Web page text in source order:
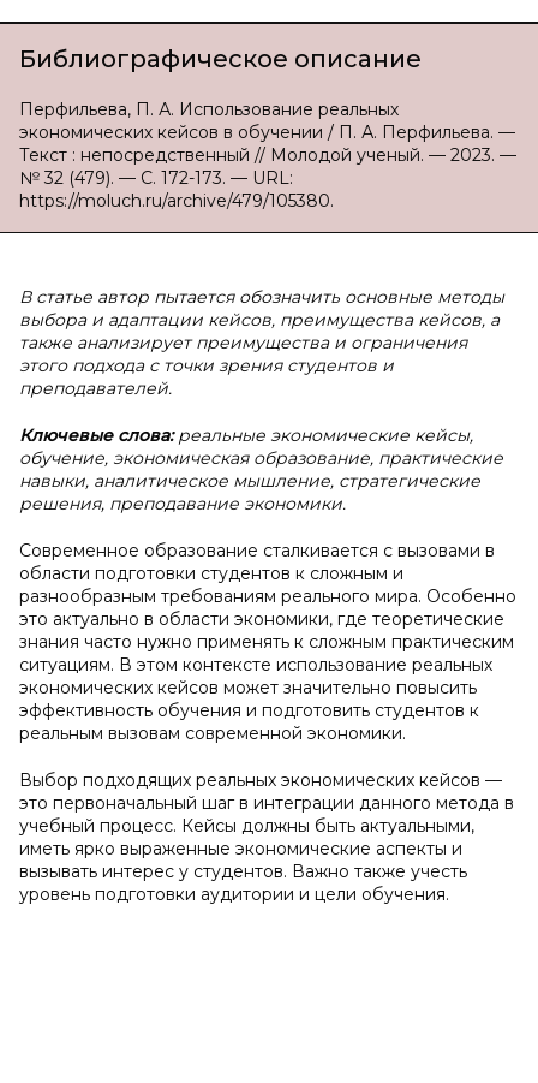
Библиографическое описание
Перфильева, П. А. Использование реальных
экономических кейсов в обучении / П. А. Перфильева. —
Текст : непосредственный // Молодой ученый. — 2023. —
№ 32 (479). — С. 172-173. — URL:
https://moluch.ru/archive/479/105380.
В статье автор пытается обозначить основные методы
выбора и адаптации кейсов, преимущества кейсов, а
также анализирует преимущества и ограничения
этого подхода с точки зрения студентов и
преподавателей.
Ключевые слова:реальные экономические кейсы,
обучение, экономическая образование, практические
навыки, аналитическое мышление, стратегические
решения, преподавание экономики.
Современное образование сталкивается с вызовами в
области подготовки студентов к сложным и
разнообразным требованиям реального мира. Особенно
это актуально в области экономики, где теоретические
знания часто нужно применять к сложным практическим
ситуациям. В этом контексте использование реальных
экономических кейсов может значительно повысить
эффективность обучения и подготовить студентов к
реальным вызовам современной экономики.
Выбор подходящих реальных экономических кейсов —
это первоначальный шаг в интеграции данного метода в
учебный процесс. Кейсы должны быть актуальными,
иметь ярко выраженные экономические аспекты и
вызывать интерес у студентов. Важно также учесть
уровень подготовки аудитории и цели обучения.